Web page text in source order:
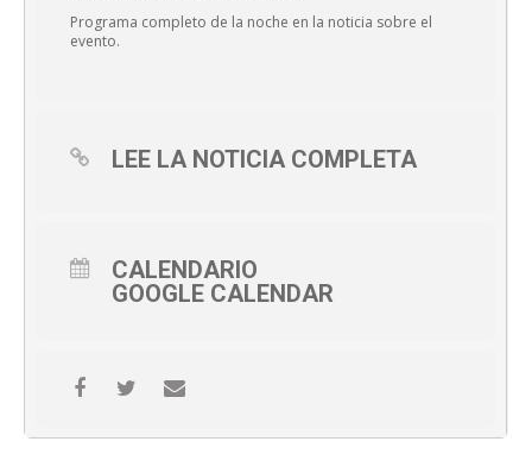
Programa completo de la noche en la noticia sobre el
evento.
LEE LA NOTICIA COMPLETA
CALENDARIO
GOOGLE CALENDAR